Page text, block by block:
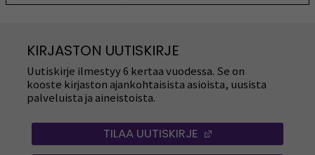
KIRJASTON UUTISKIRJE
Uutiskirje ilmestyy 6 kertaa vuodessa. Se on
kooste kirjaston ajankohtaisista asioista, uusista
palveluista ja aineistoista.
TILAA UUTISKIRJE
(OPENS IN A NEW